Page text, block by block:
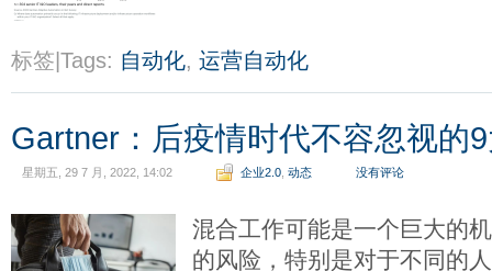
标签|Tags: 自动化, 运营自动化
Gartner：后疫情时代不容忽视的
星期五, 29 7 月, 2022, 14:02 企业2.0 动态 没有评论
混合工作可能是一个巨大的
的风险，特别是对于不同的